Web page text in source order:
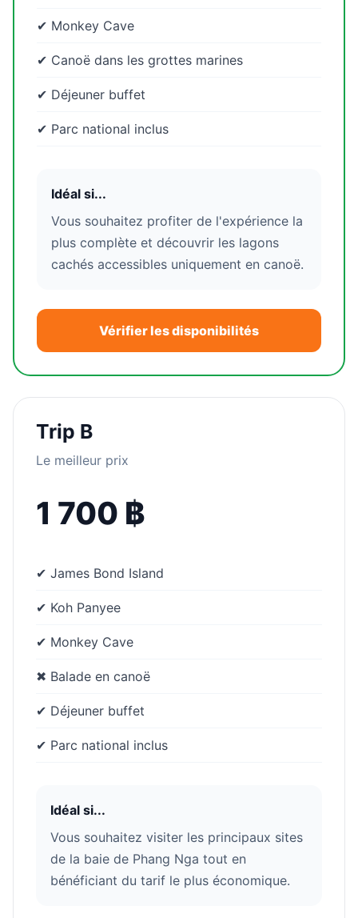
✔ Monkey Cave
✔ Canoë dans les grottes marines
✔ Déjeuner buffet
✔ Parc national inclus
Idéal si...
Vous souhaitez profiter de l'expérience la
plus complète et découvrir les lagons
cachés accessibles uniquement en canoë.
Vérifier les disponibilités
Trip B
Le meilleur prix
1 700 ฿
✔ James Bond Island
✔ Koh Panyee
✔ Monkey Cave
✖ Balade en canoë
✔ Déjeuner buffet
✔ Parc national inclus
Idéal si...
Vous souhaitez visiter les principaux sites
de la baie de Phang Nga tout en
bénéficiant du tarif le plus économique.